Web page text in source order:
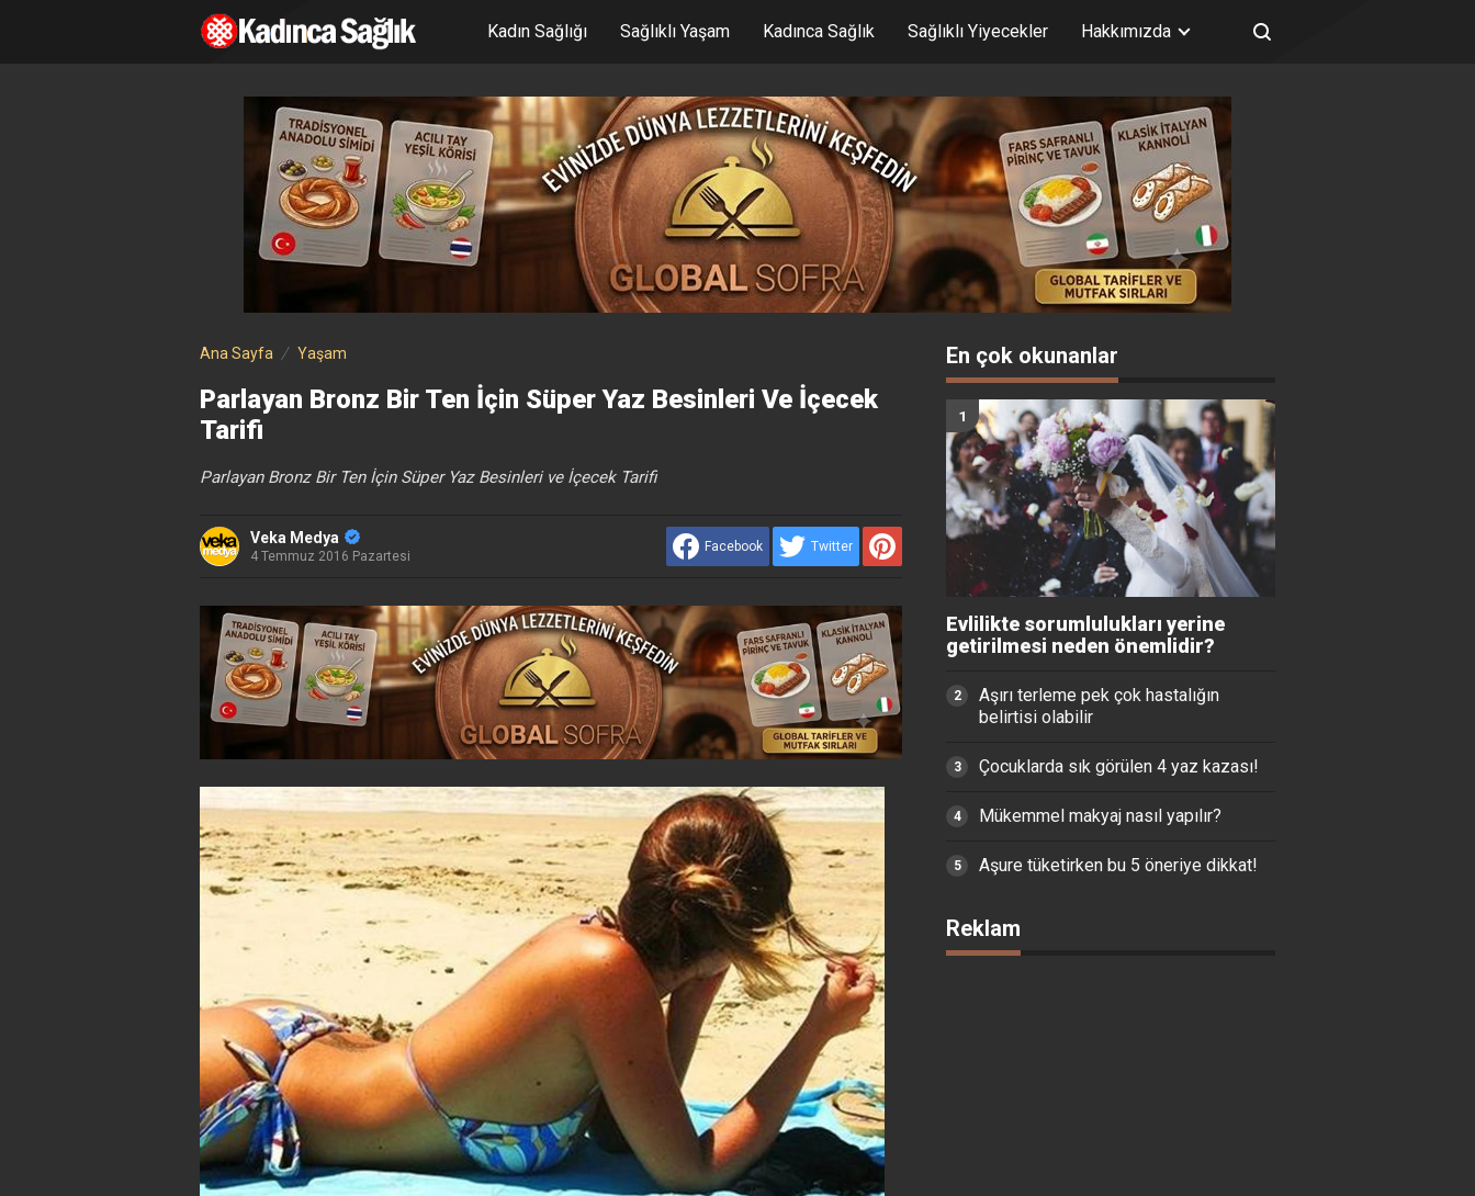
Kadın Sağlığı Sağlıklı Yaşam Kadınca Sağlık Sağlıklı Yiyecekler Hakkımızda
Ana Sayfa Yaşam
Parlayan Bronz Bir Ten İçin Süper Yaz Besinleri Ve İçecek
Tarifi
Parlayan Bronz Bir Ten İçin Süper Yaz Besinleri ve İçecek Tarifi
Veka Medya
4 Temmuz 2016 Pazartesi
Facebook Twitter
En çok okunanlar
Evlilikte sorumlulukları yerine
getirilmesi neden önemlidir?
Aşırı terleme pek çok hastalığın
belirtisi olabilir
Çocuklarda sık görülen 4 yaz kazası!
Mükemmel makyaj nasıl yapılır?
Aşure tüketirken bu 5 öneriye dikkat!
Reklam